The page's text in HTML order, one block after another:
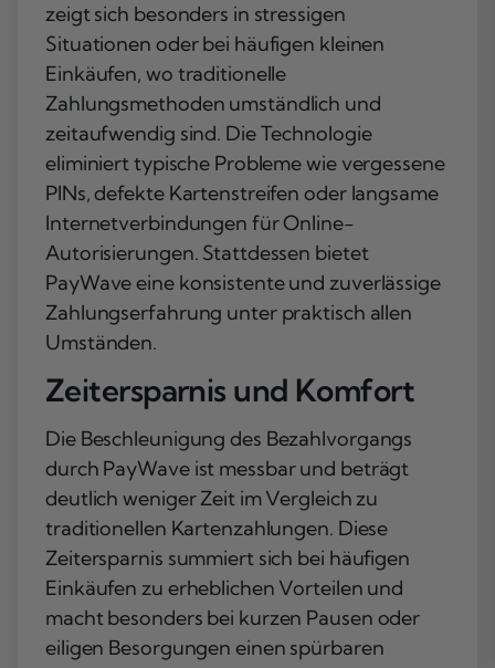
zeigt sich besonders in stressigen
Situationen oder bei häufigen kleinen
Einkäufen, wo traditionelle
Zahlungsmethoden umständlich und
zeitaufwendig sind. Die Technologie
eliminiert typische Probleme wie vergessene
PINs, defekte Kartenstreifen oder langsame
Internetverbindungen für Online-
Autorisierungen. Stattdessen bietet
PayWave eine konsistente und zuverlässige
Zahlungserfahrung unter praktisch allen
Umständen.
Zeitersparnis und Komfort
Die Beschleunigung des Bezahlvorgangs
durch PayWave ist messbar und beträgt
deutlich weniger Zeit im Vergleich zu
traditionellen Kartenzahlungen. Diese
Zeitersparnis summiert sich bei häufigen
Einkäufen zu erheblichen Vorteilen und
macht besonders bei kurzen Pausen oder
eiligen Besorgungen einen spürbaren